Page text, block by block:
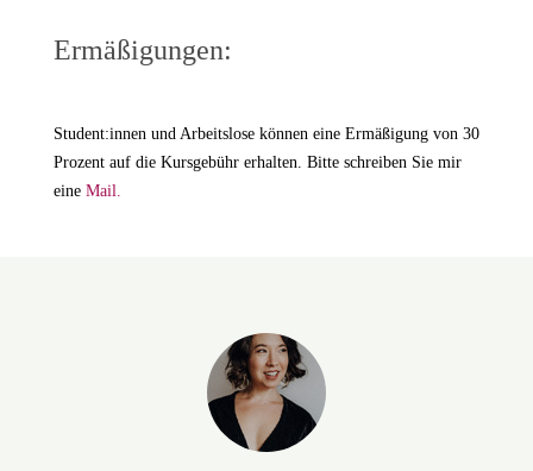
Ermäßigungen:
Student:innen und Arbeitslose können eine Ermäßigung von 30
Prozent auf die Kursgebühr erhalten. Bitte schreiben Sie mir
eine Mail.